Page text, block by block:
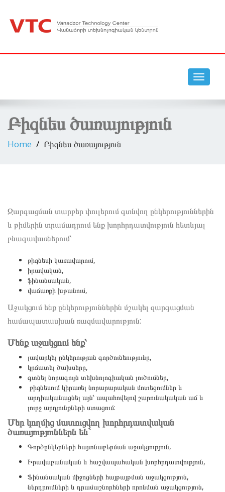
Toggle
Բիզնես ծառայություն
Home Բիզնես ծառայություն
Զարգացման տարբեր փուլերում գտնվող ընկերություններին
և թիմերին տրամադրում ենք խորհրդատվություն հետևյալ
բնագավառներում՝
բիզնեսի կառավարում,
իրավական,
ֆինանսական,
վաճառքի խթանում,
Աջակցում ենք ընկերություններին մշակել զարգացման
համապատասխան ռազմավարություն:
Մենք աջակցում ենք՝
լավարկել ընկերության գործունեությունը,
կրճատել ծախսերը,
գտնել նորագույն տեխնոլոգիական լուծումներ,
բիզնեսում կիրառել նորարարական մոտեցումներ և
արդիականացնել այն՝ ապահովելով շարունակական աճ և
լուրջ արդյունքների ստացում:
Մեր կողմից մատուցվող խորհրդատվական
ծառայություններն են`
Գործընկերների հայտնաբերման աջակցություն,
Իրավաբանական և հաշվապահական խորհրդատվություն,
Ֆինանսական միջոցների հայթայթման աջակցություն,
ներդրումների և դրամաշնորհների որոնման աջակցություն,